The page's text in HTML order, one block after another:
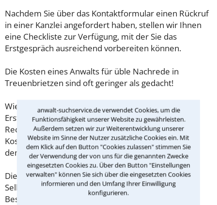
anwalt-suchservice.de verwendet Cookies, um die
Funktionsfähigkeit unserer Website zu gewährleisten.
Außerdem setzen wir zur Weiterentwicklung unserer
Website im Sinne der Nutzer zusätzliche Cookies ein. Mit
dem Klick auf den Button "Cookies zulassen" stimmen Sie
der Verwendung der von uns für die genannten Zwecke
eingesetzten Cookies zu. Über den Button "Einstellungen
verwalten" können Sie sich über die eingesetzten Cookies
informieren und den Umfang Ihrer Einwilligung
konfigurieren.
Nachdem Sie über das Kontaktformular einen Rückruf
in einer Kanzlei angefordert haben, stellen wir Ihnen
eine Checkliste zur Verfügung, mit der Sie das
Erstgespräch ausreichend vorbereiten können.
Die Kosten eines Anwalts für üble Nachrede in
Treuenbrietzen sind oft geringer als gedacht!
Wieviel ein Rechtsanwalt in Treuenbrietzen für eine
Erstberatung verlangen darf, ist in §34 des
Rechtsanwaltsvergütungsgesetz (RVG) geregelt. Die
Kosten für das erste Beratungsgespräch betragen
demnach maximal 190,00 € zzgl. MwSt.
Diese Regelung gilt jedoch nur für Verbraucher. Für
Selbstständige oder Freiberufler gilt diese
Beschränkung nicht.